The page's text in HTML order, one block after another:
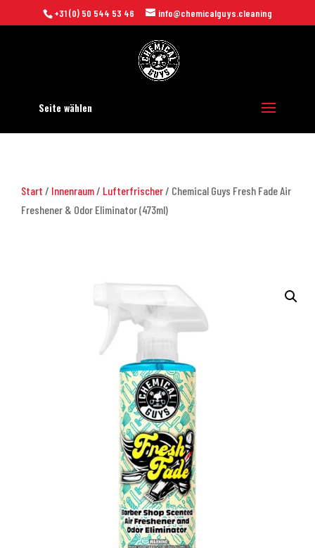
+31 (0) 50 544 53 46 info@chemicalguys.cleaning
Seite wählen
Start / Innenraum/ Lufterfrischer/ Chemical Guys Fresh Fade Air
Freshener & Odor Eliminator (473ml)